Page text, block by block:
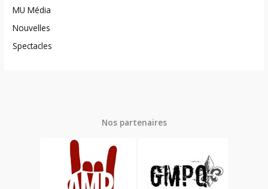
MU Média
Nouvelles
Spectacles
Nos partenaires